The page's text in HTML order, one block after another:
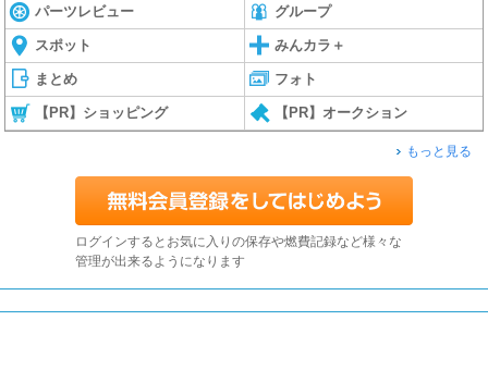
パーツレビュー グループ
スポット みんカラ＋
まとめ フォト
【PR】ショッピング 【PR】オークション
もっと見る
ログインするとお気に入りの保存や燃費記録など様々な
管理が出来るようになります